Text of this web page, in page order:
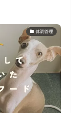
体調管理